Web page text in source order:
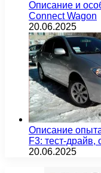
Описание и
Connect Wagon
20.06.2025
Описание
F3: тест-
20.06.2025